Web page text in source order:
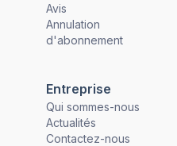
Avis
Annulation
d'abonnement
Entreprise
Qui sommes-nous
Actualités
Contactez-nous